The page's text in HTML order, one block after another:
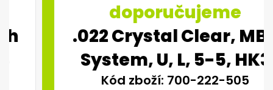
doporučujeme
.022 Crystal Clear, MBT
System, U, L, 5-5, HK3
Kód zboží: 700-222-505